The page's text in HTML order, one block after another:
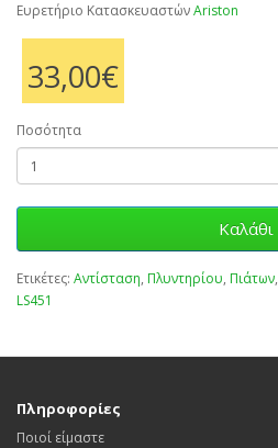
Ευρετήριο ΚατασκευαστώνAriston
33,00€
Ποσότητα
Καλάθι
Ετικέτες: Αντίσταση, Πλυντηρίου, Πιάτων,
LS451
Πληροφορίες
Ποιοί είμαστε